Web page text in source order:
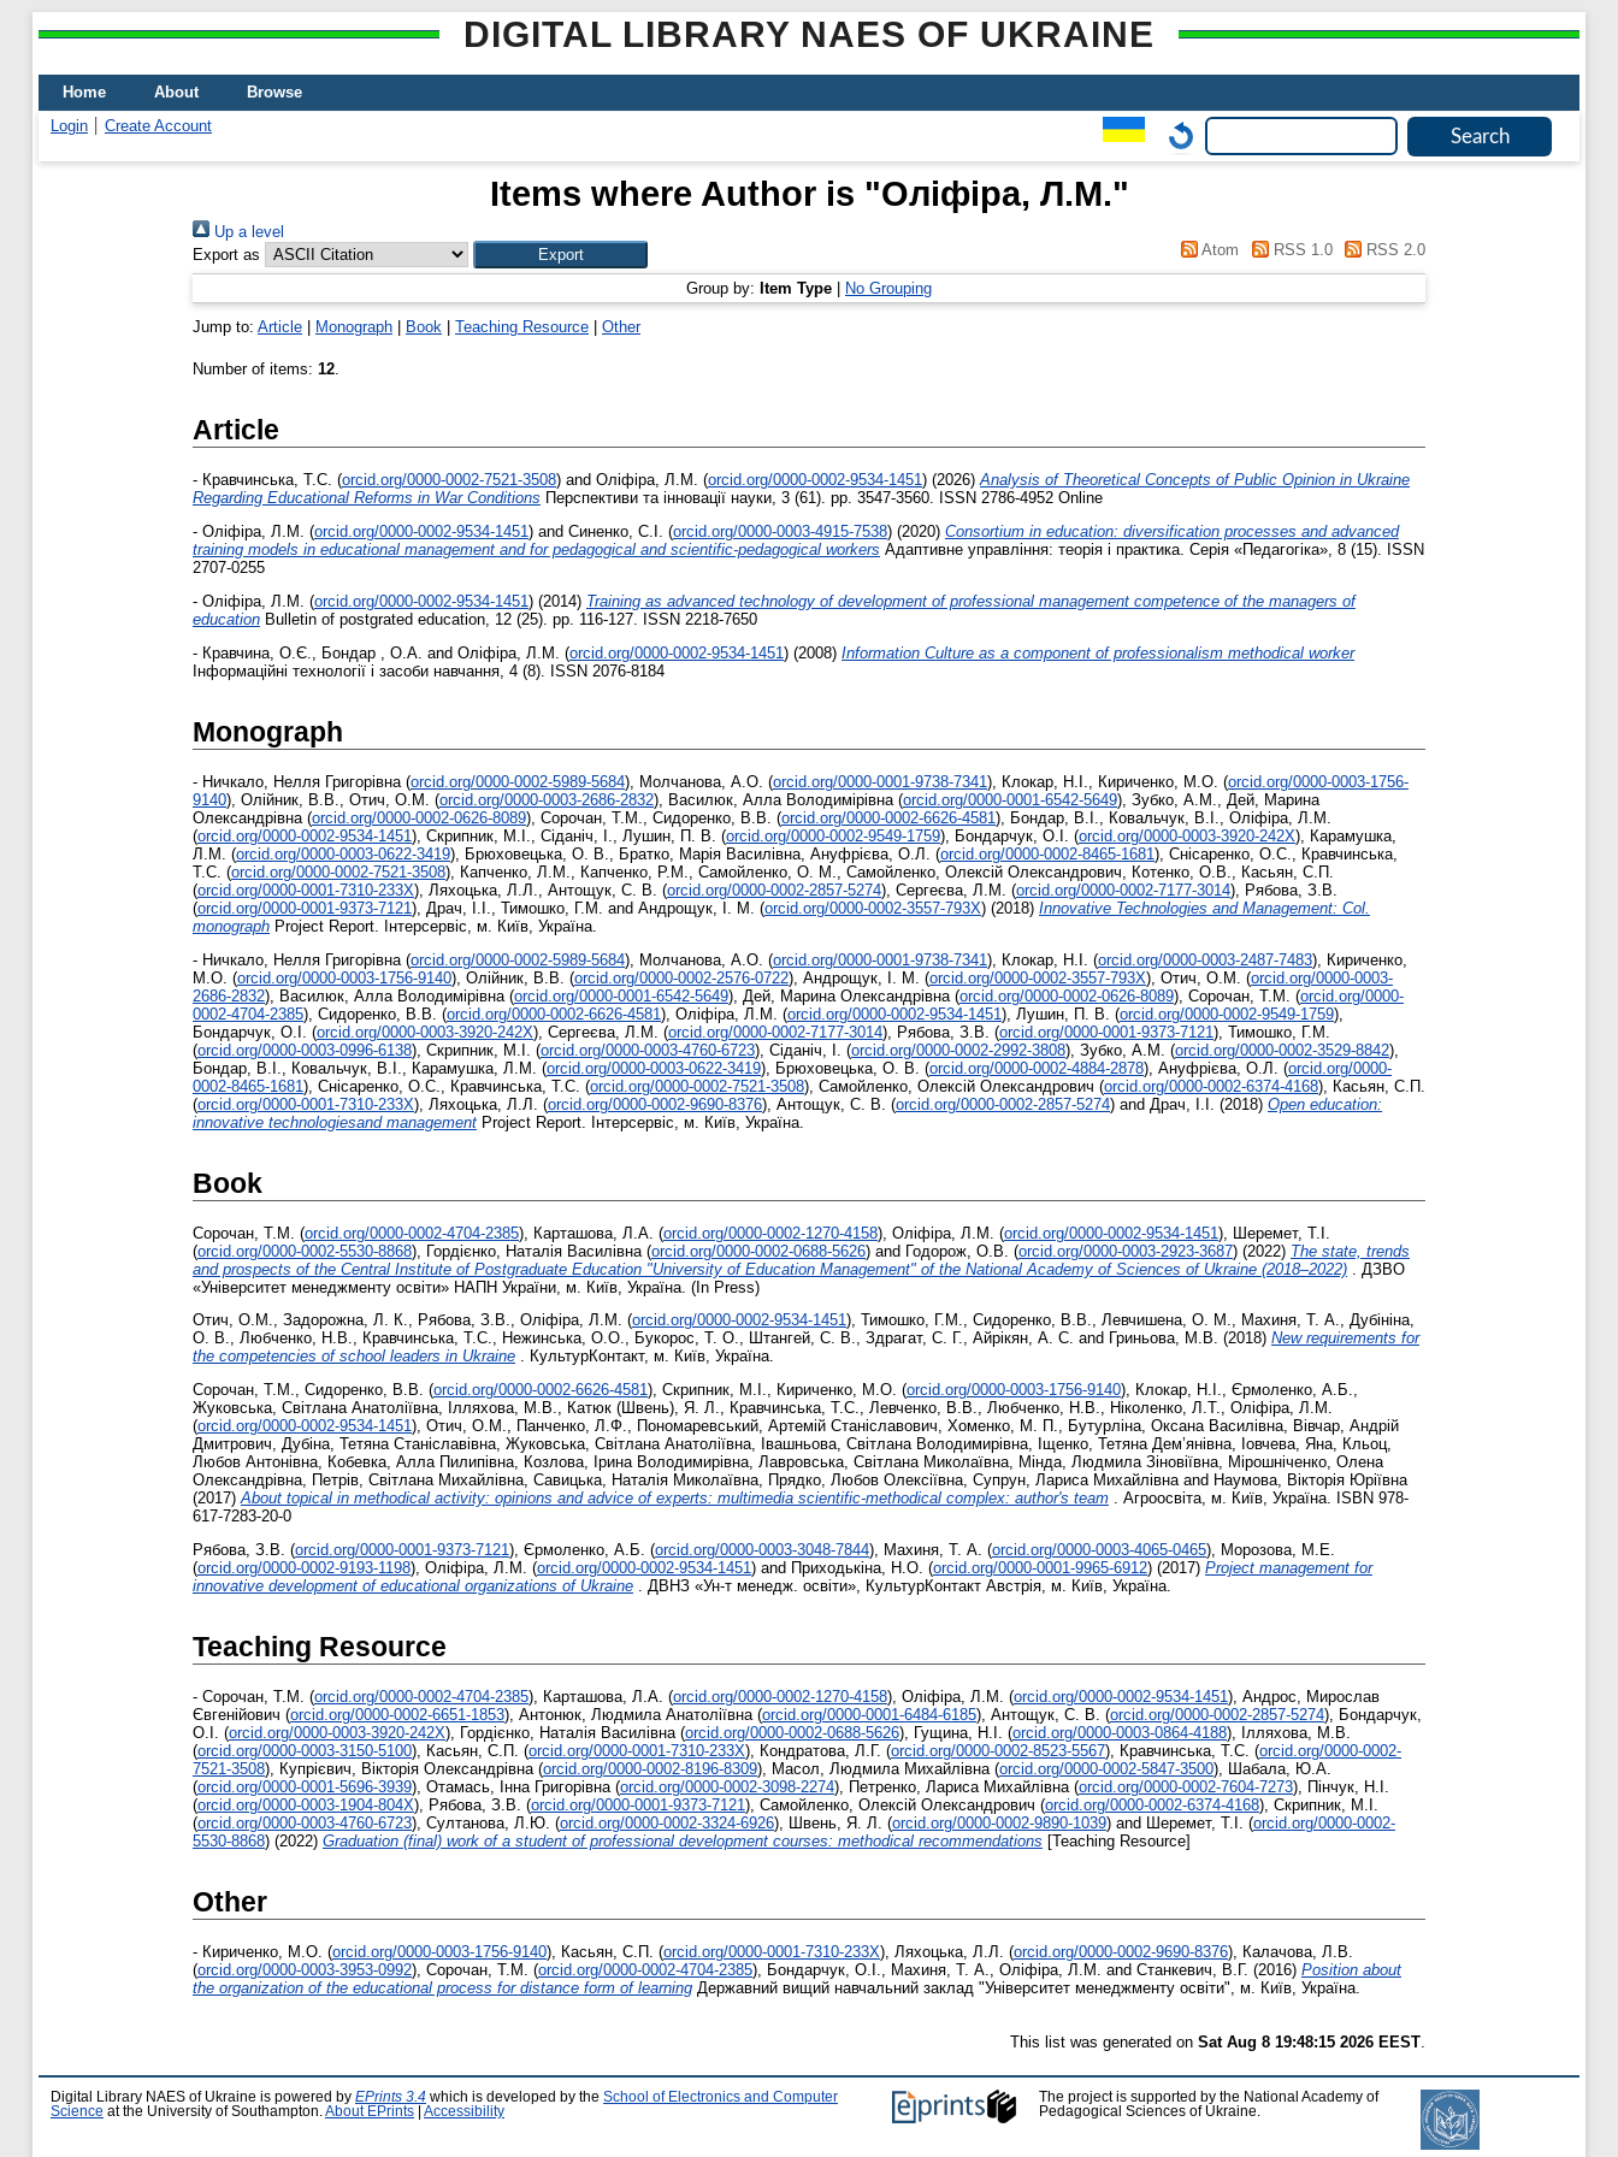
DIGITAL LIBRARY NAES OF UKRAINE
Home About
Browse
Login
Create Account
Items where Author is "Оліфіра, Л.М."
Up a level
Export as
Atom RSS 1.0 RSS 2.0
Group by: Item Type No Grouping
Jump to: Article Monograph Book Teaching Resource Other
Number of items: 12.
Article
- Кравчинська, Т.С. (orcid.org/0000-0002-7521-3508) and Оліфіра, Л.М. (orcid.org/0000-0002-9534-1451) (2026)Analysis оf Theoretical Concepts оf Public Opinion іn Ukraine
Regarding Educational Reforms іn War Conditions Перспективи та інновації науки, 3 (61). pp. 3547-3560. ISSN 2786-4952 Online
- Оліфіра, Л.М. (orcid.org/0000-0002-9534-1451) and Синенко, С.І. (orcid.org/0000-0003-4915-7538) (2020) Consortium in education: diversification processes and advanced
training models in educational management and for pedagogical and scientific-pedagogical workers Адаптивне управління: теорія і практика. Серія «Педагогіка», 8 (15). ISSN
2707-0255
- Оліфіра, Л.М. (orcid.org/0000-0002-9534-1451 ) (2014) Training as advanced technology of development of professional management competence of the managers of
education Bulletin of postgrated education, 12 (25). pp. 116-127. ISSN 2218-7650
- Кравчина, О.Є. Бондар , О.А. and Оліфіра, Л.М. (orcid.org/0000-0002-9534-1451) (2008) Information Culture as a component of professionalism methodical worker
Інформаційні технології і засоби навчання, 4 (8). ISSN 2076-8184
Monograph
- Ничкало, Нелля Григорівна (orcid.org/0000-0002-5989-5684) Молчанова, А.О. (orcid.org/0000-0001-9738-7341) Клокар, Н.І. Кириченко, М.О. (orcid.org/0000-0003-1756-
9140) Олійник, В.В. Отич, О.М. (orcid.org/0000-0003-2686-2832) Василюк, Алла Володимірівна (orcid.org/0000-0001-6542-5649) Зубко, А.М.
Дей, Марина
Олександрівна (orcid.org/0000-0002-0626-8089) Сорочан, Т.М. Сидоренко, В.В. (orcid.org/0000-0002-6626-4581) Бондар, В.І. Ковальчук, В.І.
Оліфіра, Л.М.
(orcid.org/0000-0002-9534-1451) Скрипник, М.І. Сіданіч, І. Лушин, П. В. (orcid.org/0000-0002-9549-1759) Бондарчук, О.І. (orcid.org/0000-0003-3920-242X) Карамушка,
Л.М. (orcid.org/0000-0003-0622-3419) Брюховецька, О. В. Братко, Марія Василівна Ануфрієва, О.Л. (orcid.org/0000-0002-8465-1681) Снісаренко, О.С.
Кравчинська,
Т.С. (orcid.org/0000-0002-7521-3508) Капченко, Л.М. Капченко, Р.М. Самойленко, О. М. Самойленко, Олексій Олександрович Котенко, О.В.
Касьян, С.П.
(orcid.org/0000-0001-7310-233X) Ляхоцька, Л.Л. Антощук, С. В. (orcid.org/0000-0002-2857-5274) Сергеєва, Л.М. (orcid.org/0000-0002-7177-3014) Рябова, З.В.
(orcid.org/0000-0001-9373-7121) Драч, І.І. Тимошко, Г.М. and Андрощук, І. М. (orcid.org/0000-0002-3557-793X) (2018) Innovative Technologies and Management: Col.
monograph Project Report. Інтерсервіс, м. Київ, Україна.
- Ничкало, Нелля Григорівна (orcid.org/0000-0002-5989-5684) Молчанова, А.О. (orcid.org/0000-0001-9738-7341) Клокар, Н.І. (orcid.org/0000-0003-2487-7483) Кириченко,
М.О. (orcid.org/0000-0003-1756-9140) Олійник, В.В. (orcid.org/0000-0002-2576-0722) Андрощук, І. М. (orcid.org/0000-0002-3557-793X) Отич, О.М. (orcid.org/0000-0003-
2686-2832) Василюк, Алла Володимірівна (orcid.org/0000-0001-6542-5649) Дей, Марина Олександрівна (orcid.org/0000-0002-0626-8089) Сорочан, Т.М. (orcid.org/0000-
0002-4704-2385) Сидоренко, В.В. (orcid.org/0000-0002-6626-4581) Оліфіра, Л.М. (orcid.org/0000-0002-9534-1451) Лушин, П. В. (orcid.org/0000-0002-9549-1759)
Бондарчук, О.І. (orcid.org/0000-0003-3920-242X) Сергеєва, Л.М. (orcid.org/0000-0002-7177-3014) Рябова, З.В. (orcid.org/0000-0001-9373-7121) Тимошко, Г.М.
(orcid.org/0000-0003-0996-6138) Скрипник, М.І. (orcid.org/0000-0003-4760-6723) Сіданіч, І. (orcid.org/0000-0002-2992-3808) Зубко, А.М. (orcid.org/0000-0002-3529-8842)
Бондар, В.І.
Ковальчук, В.І. Карамушка, Л.М. (orcid.org/0000-0003-0622-3419) Брюховецька, О. В. (orcid.org/0000-0002-4884-2878) Ануфрієва, О.Л. (orcid.org/0000-
0002-8465-1681) Снісаренко, О.С. Кравчинська, Т.С. (orcid.org/0000-0002-7521-3508) Самойленко, Олексій Олександрович (orcid.org/0000-0002-6374-4168) Касьян, С.П.
(orcid.org/0000-0001-7310-233Х) Ляхоцька, Л.Л. (orcid.org/0000-0002-9690-8376) Антощук, С. В. (orcid.org/0000-0002-2857-5274) and Драч, І.І. (2018) Open education:
innovative technologiesand management Project Report. Інтерсервіс, м. Київ, Україна.
Book
Сорочан, Т.М. (orcid.org/0000-0002-4704-2385) Карташова, Л.А. (orcid.org/0000-0002-1270-4158) Оліфіра, Л.М. (orcid.org/0000-0002-9534-1451) Шеремет, Т.І.
(orcid.org/0000-0002-5530-8868) Гордієнко, Наталія Василівна (orcid.org/0000-0002-0688-5626) and Годорож, О.В. (orcid.org/0000-0003-2923-3687) (2022) The state, trends
and prospects of the Central Institute of Postgraduate Education "University of Education Management" of the National Academy of Sciences of Ukraine (2018–2022) . ДЗВО
«Університет менеджменту освіти» НАПН України, м. Київ, Україна. (In Press)
Отич, О.М., Задорожна, Л. К., Рябова, З.В., Оліфіра, Л.М. (orcid.org/0000-0002-9534-1451), Тимошко, Г.М., Сидоренко, В.В., Левчишена, О. М., Махиня, Т. А., Дубініна,
О. В., Любченко, Н.В., Кравчинська, Т.С., Нежинська, О.О., Букорос, Т. О., Штангей, С. В., Здрагат, С. Г., Айрікян, А. С. and Гриньова, М.В. (2018) New requirements for
the competencies of school leaders in Ukraine . КультурКонтакт, м. Київ, Україна.
Сорочан, Т.М., Сидоренко, В.В. (orcid.org/0000-0002-6626-4581), Скрипник, М.І., Кириченко, М.О. (orcid.org/0000-0003-1756-9140), Клокар, Н.І., Єрмоленко, А.Б.,
Жуковська, Світлана Анатоліївна, Ілляхова, М.В., Катюк (Швень), Я. Л., Кравчинська, Т.С., Левченко, В.В., Любченко, Н.В., Ніколенко, Л.Т., Оліфіра, Л.М.
(orcid.org/0000-0002-9534-1451), Отич, О.М., Панченко, Л.Ф., Пономаревський, Артемій Станіславович, Хоменко, М. П., Бутурліна, Оксана Василівна, Вівчар, Андрій
Дмитрович, Дубіна, Тетяна Станіславівна, Жуковська, Світлана Анатоліївна, Івашньова, Світлана Володимирівна, Іщенко, Тетяна Дем’янівна, Іовчева, Яна, Кльоц,
Любов Антонівна, Кобевка, Алла Пилипівна, Козлова, Ірина Володимирівна, Лавровська, Світлана Миколаївна, Мінда, Людмила Зіновіївна, Мірошніченко, Олена
Олександрівна, Петрів, Світлана Михайлівна, Савицька, Наталія Миколаївна, Прядко, Любов Олексіївна, Супрун, Лариса Михайлівнаand Наумова, Вікторія Юріївна
(2017)About topical in methodical activity: opinions and advice of experts: multimedia scientific-methodical complex: author's team . Агроосвіта, м. Київ, Україна. ISBN 978-
617-7283-20-0
Рябова, З.В. (orcid.org/0000-0001-9373-7121), Єрмоленко, А.Б. (orcid.org/0000-0003-3048-7844), Махиня, Т. А. (orcid.org/0000-0003-4065-0465), Морозова, М.Е.
(orcid.org/0000-0002-9193-1198), Оліфіра, Л.М. (orcid.org/0000-0002-9534-1451) and Приходькіна, Н.О. (orcid.org/0000-0001-9965-6912) (2017) Project management for
innovative development of educational organizations of Ukraine . ДВНЗ «Ун-т менедж. освіти», КультурКонтакт Австрія, м. Київ, Україна.
Teaching Resource
- Сорочан, Т.М. (orcid.org/0000-0002-4704-2385), Карташова, Л.А. (orcid.org/0000-0002-1270-4158), Оліфіра, Л.М. (orcid.org/0000-0002-9534-1451), Андрос, Мирослав
Євгенійович (orcid.org/0000-0002-6651-1853), Антонюк, Людмила Анатоліївна (orcid.org/0000-0001-6484-6185), Антощук, С. В. (orcid.org/0000-0002-2857-5274), Бондарчук,
О.І. (orcid.org/0000-0003-3920-242X), Гордієнко, Наталія Василівна (orcid.org/0000-0002-0688-5626), Гущина, Н.І. (orcid.org/0000-0003-0864-4188), Ілляхова, М.В.
(orcid.org/0000-0003-3150-5100), Касьян, С.П. (orcid.org/0000-0001-7310-233X), Кондратова, Л.Г. (orcid.org/0000-0002-8523-5567), Кравчинська, Т.С. (orcid.org/0000-0002-
7521-3508), Купрієвич, Вікторія Олександрівна (orcid.org/0000-0002-8196-8309), Масол, Людмила Михайлівна (orcid.org/0000-0002-5847-3500), Шабала, Ю.А.
(orcid.org/0000-0001-5696-3939), Отамась, Інна Григорівна (orcid.org/0000-0002-3098-2274), Петренко, Лариса Михайлівна (orcid.org/0000-0002-7604-7273), Пінчук, Н.І.
(orcid.org/0000-0003-1904-804X), Рябова, З.В. (orcid.org/0000-0001-9373-7121), Самойленко, Олексій Олександрович (orcid.org/0000-0002-6374-4168), Скрипник, М.І.
(orcid.org/0000-0003-4760-6723), Султанова, Л.Ю. (orcid.org/0000-0002-3324-6926), Швень, Я. Л. (orcid.org/0000-0002-9890-1039) and Шеремет, Т.І. (orcid.org/0000-0002-
5530-8868) (2022) Graduation (final) work of a student of professional development courses: methodical recommendations [Teaching Resource]
Other
- Кириченко, М.О. (orcid.org/0000-0003-1756-9140), Касьян, С.П. (orcid.org/0000-0001-7310-233X), Ляхоцька, Л.Л. (orcid.org/0000-0002-9690-8376), Калачова, Л.В.
(orcid.org/0000-0003-3953-0992), Сорочан, Т.М. (orcid.org/0000-0002-4704-2385), Бондарчук, О.І., Махиня, Т. А., Оліфіра, Л.М. and Станкевич, В.Г. (2016) Position about
the organization of the educational process for distance form of learning Державний вищий навчальний заклад "Університет менеджменту освіти", м. Київ, Україна.
This list was generated on Sat Aug 8 19:48:15 2026 EEST.
Digital Library NAES of Ukraine is powered by EPrints 3.4 which is developed by the School of Electronics and Computer
Science at the University of Southampton. About EPrints Accessibility
The project is supported by the National Academy of
Pedagogical Sciences of Ukraine.